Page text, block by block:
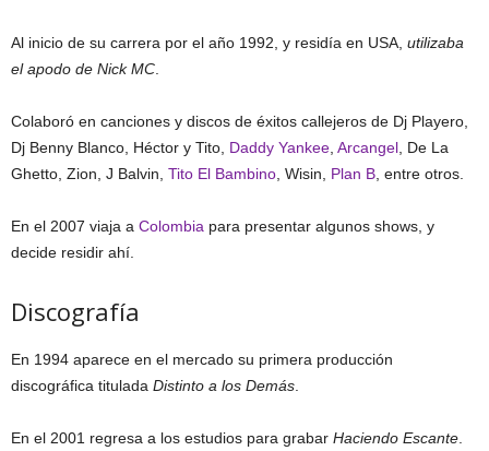
Al inicio de su carrera por el año 1992, y residía en USA, utilizaba
el apodo de Nick MC
Colaboró en canciones y discos de éxitos callejeros de Dj Playero,
Dj Benny Blanco, Héctor y Tito, Daddy Yankee Arcangel , De La
Ghetto, Zion, J Balvin, Tito El Bambino , Wisin, Plan B , entre otros.
En el 2007 viaja a Colombia para presentar algunos shows, y
decide residir ahí.
Discografía
En 1994 aparece en el mercado su primera producción
discográfica titulada Distinto a los Demás
En el 2001 regresa a los estudios para grabar Haciendo Escante